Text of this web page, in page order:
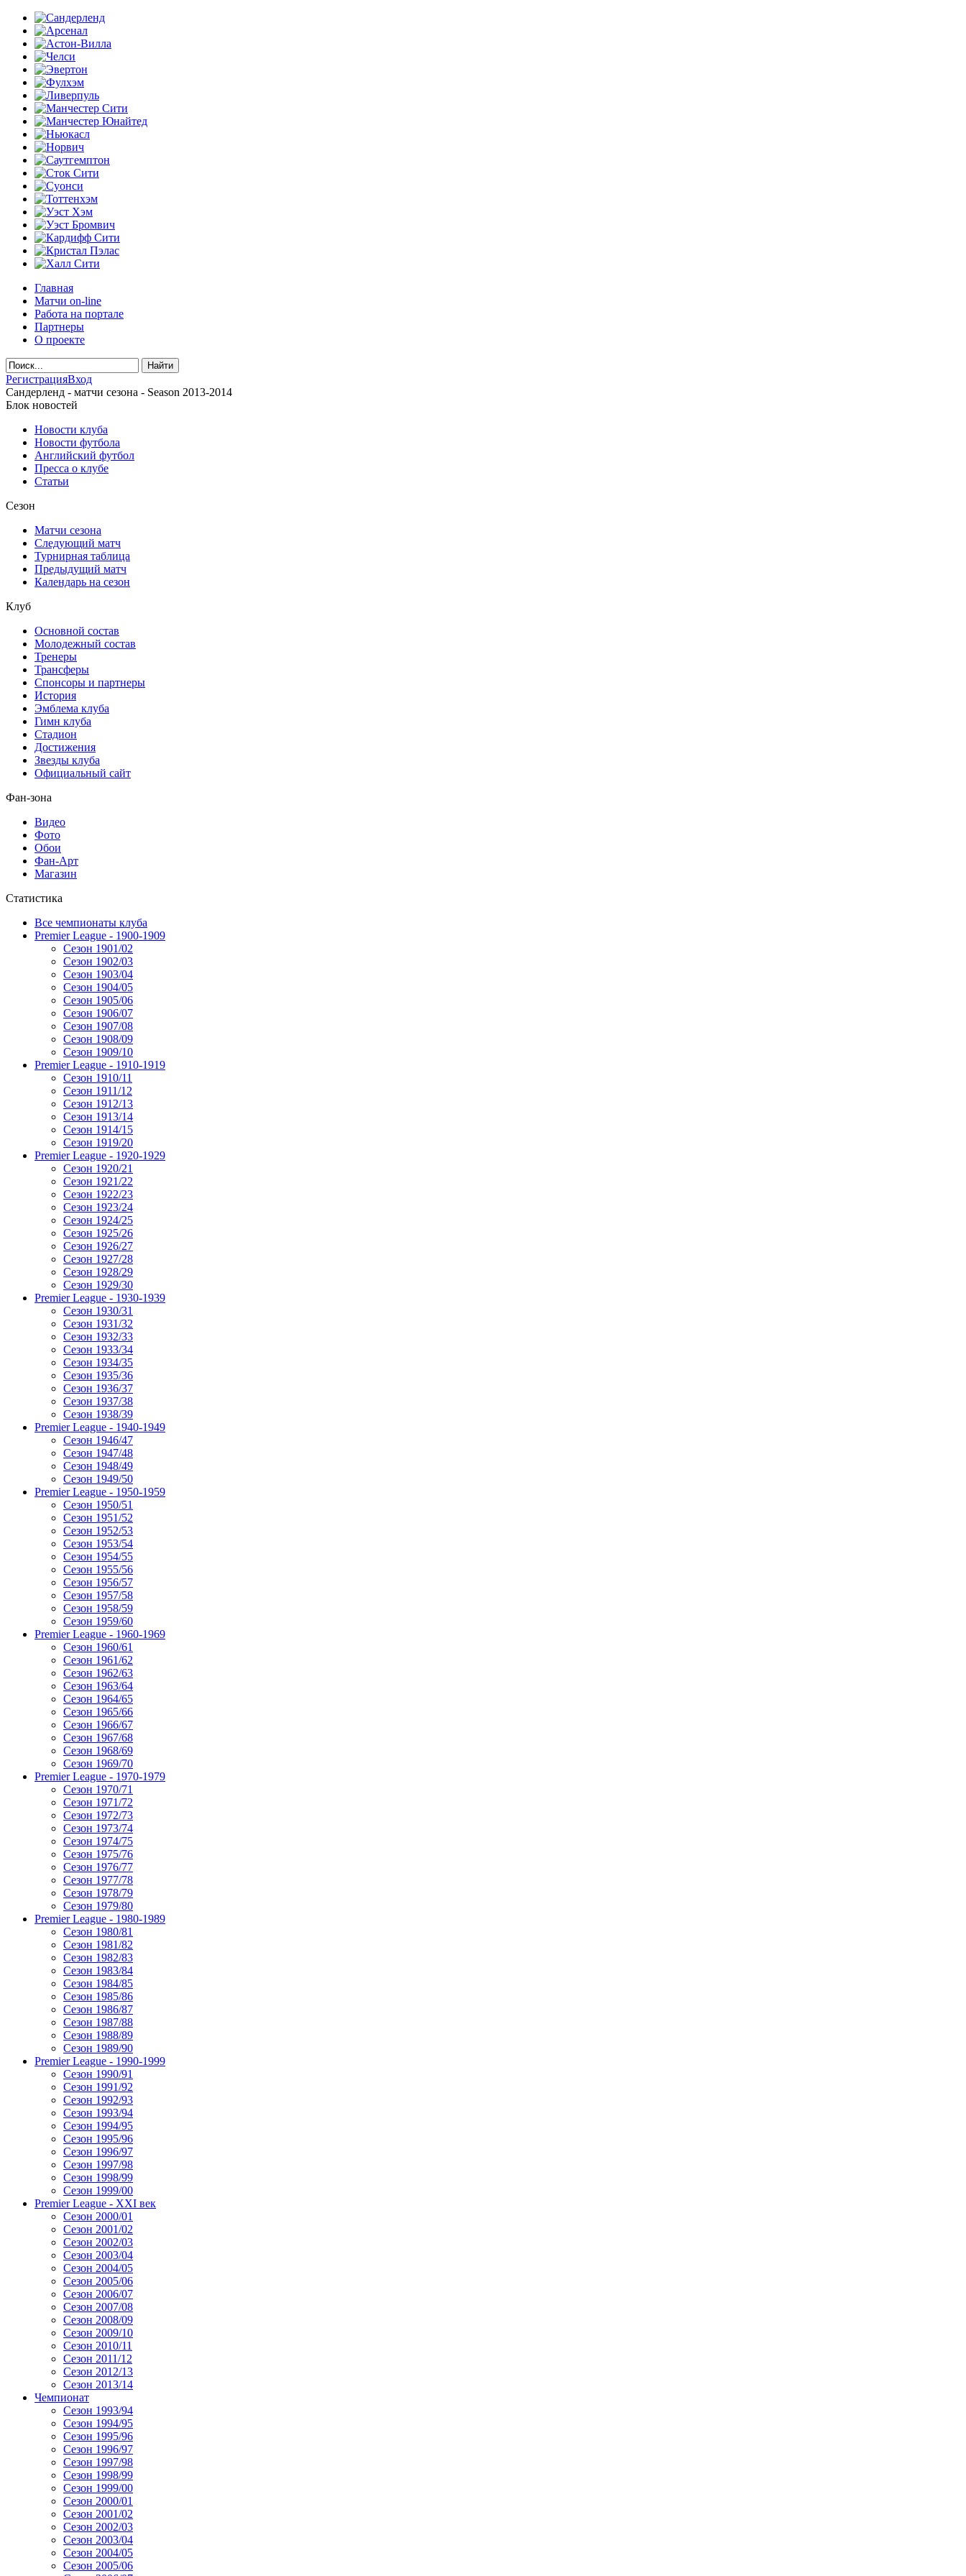
Главная
Матчи on-line
Работа на портале
Партнеры
О проекте
РегистрацияВход
Сандерленд - матчи сезона - Season 2013-2014
Блок новостей
Новости клуба
Новости футбола
Английский футбол
Пресса о клубе
Статьи
Сезон
Матчи сезона
Следующий матч
Турнирная таблица
Предыдущий матч
Календарь на сезон
Клуб
Основной состав
Молодежный состав
Тренеры
Трансферы
Спонсоры и партнеры
История
Эмблема клуба
Гимн клуба
Стадион
Достижения
Звезды клуба
Официальный сайт
Фан-зона
Видео
Фото
Обои
Фан-Арт
Магазин
Статистика
Все чемпионаты клуба
Premier League - 1900-1909
Сезон 1901/02
Сезон 1902/03
Сезон 1903/04
Сезон 1904/05
Сезон 1905/06
Сезон 1906/07
Сезон 1907/08
Сезон 1908/09
Сезон 1909/10
Premier League - 1910-1919
Сезон 1910/11
Сезон 1911/12
Сезон 1912/13
Сезон 1913/14
Сезон 1914/15
Сезон 1919/20
Premier League - 1920-1929
Сезон 1920/21
Сезон 1921/22
Сезон 1922/23
Сезон 1923/24
Сезон 1924/25
Сезон 1925/26
Сезон 1926/27
Сезон 1927/28
Сезон 1928/29
Сезон 1929/30
Premier League - 1930-1939
Сезон 1930/31
Сезон 1931/32
Сезон 1932/33
Сезон 1933/34
Сезон 1934/35
Сезон 1935/36
Сезон 1936/37
Сезон 1937/38
Сезон 1938/39
Premier League - 1940-1949
Сезон 1946/47
Сезон 1947/48
Сезон 1948/49
Сезон 1949/50
Premier League - 1950-1959
Сезон 1950/51
Сезон 1951/52
Сезон 1952/53
Сезон 1953/54
Сезон 1954/55
Сезон 1955/56
Сезон 1956/57
Сезон 1957/58
Сезон 1958/59
Сезон 1959/60
Premier League - 1960-1969
Сезон 1960/61
Сезон 1961/62
Сезон 1962/63
Сезон 1963/64
Сезон 1964/65
Сезон 1965/66
Сезон 1966/67
Сезон 1967/68
Сезон 1968/69
Сезон 1969/70
Premier League - 1970-1979
Сезон 1970/71
Сезон 1971/72
Сезон 1972/73
Сезон 1973/74
Сезон 1974/75
Сезон 1975/76
Сезон 1976/77
Сезон 1977/78
Сезон 1978/79
Сезон 1979/80
Premier League - 1980-1989
Сезон 1980/81
Сезон 1981/82
Сезон 1982/83
Сезон 1983/84
Сезон 1984/85
Сезон 1985/86
Сезон 1986/87
Сезон 1987/88
Сезон 1988/89
Сезон 1989/90
Premier League - 1990-1999
Сезон 1990/91
Сезон 1991/92
Сезон 1992/93
Сезон 1993/94
Сезон 1994/95
Сезон 1995/96
Сезон 1996/97
Сезон 1997/98
Сезон 1998/99
Сезон 1999/00
Premier League - XXI век
Сезон 2000/01
Сезон 2001/02
Сезон 2002/03
Сезон 2003/04
Сезон 2004/05
Сезон 2005/06
Сезон 2006/07
Сезон 2007/08
Сезон 2008/09
Сезон 2009/10
Сезон 2010/11
Сезон 2011/12
Сезон 2012/13
Сезон 2013/14
Чемпионат
Сезон 1993/94
Сезон 1994/95
Сезон 1995/96
Сезон 1996/97
Сезон 1997/98
Сезон 1998/99
Сезон 1999/00
Сезон 2000/01
Сезон 2001/02
Сезон 2002/03
Сезон 2003/04
Сезон 2004/05
Сезон 2005/06